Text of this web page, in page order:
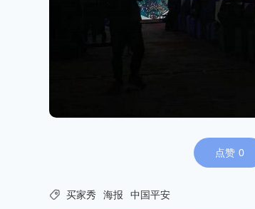
点赞 0
 买家秀 海报 中国平安